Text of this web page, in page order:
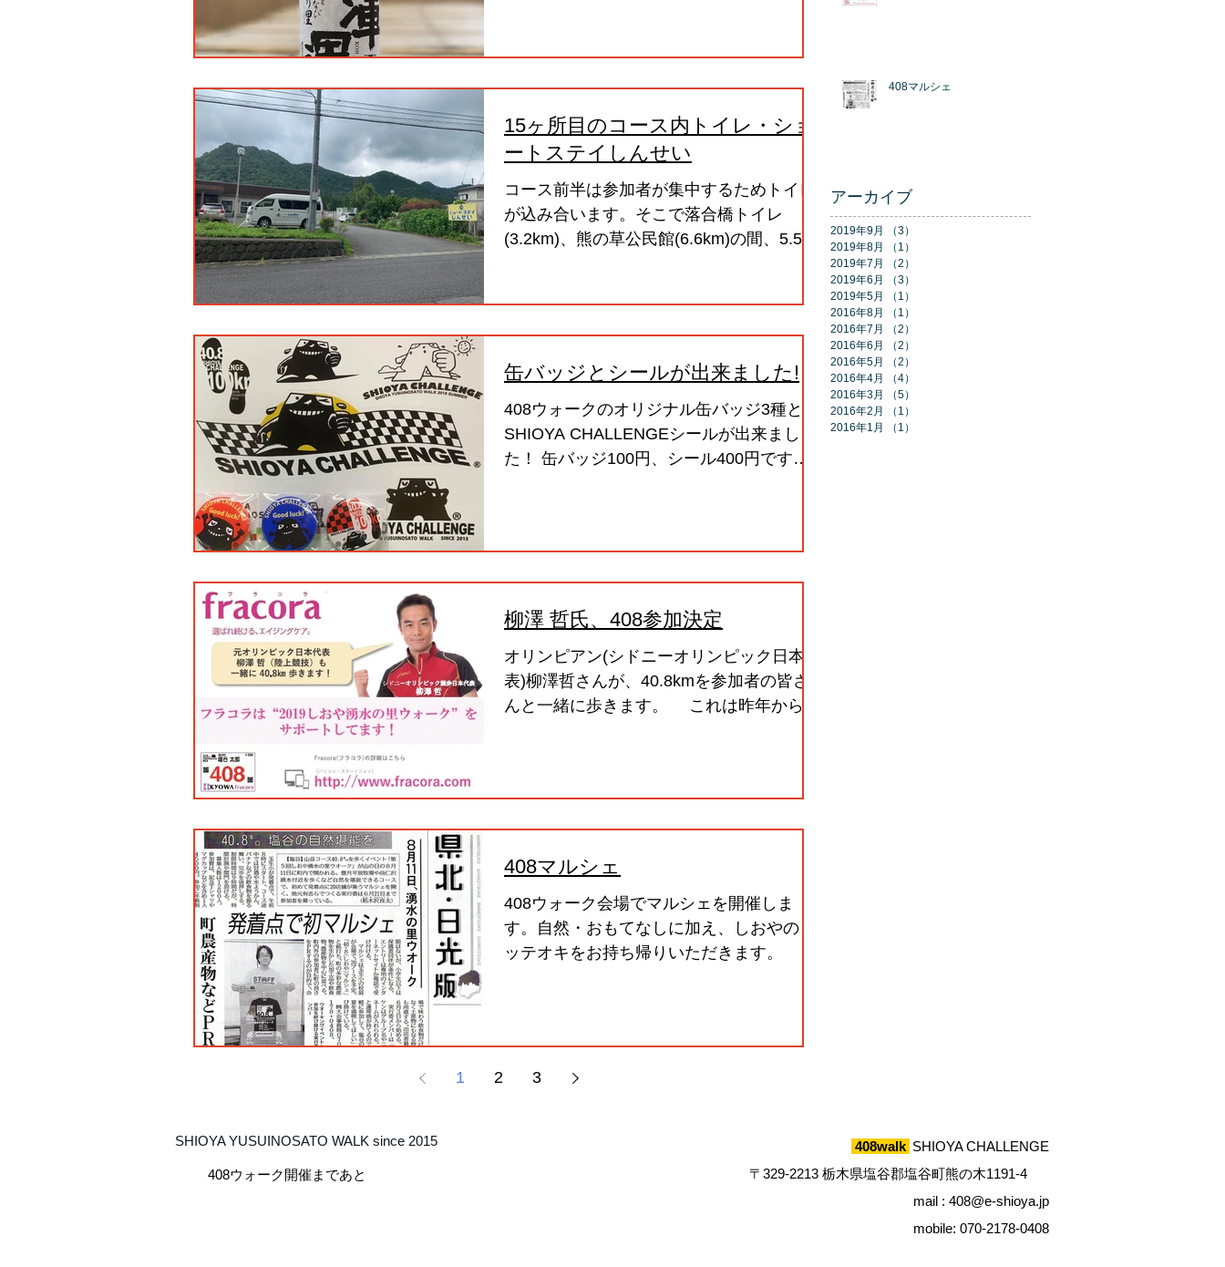
15ヶ所目のコース内トイレ・ショ
ートステイしんせい
コース前半は参加者が集中するためトイレ
が込み合います。そこで落合橋トイレ
(3.2km)、熊の草公民館(6.6km)の間、5.5km
缶バッジとシールが出来ました!
408ウォークのオリジナル缶バッジ3種と
SHIOYA CHALLENGEシールが出来まし
た！ 缶バッジ100円、シール400円です。
柳澤 哲氏、408参加決定
オリンピアン(シドニーオリンピック日本代
表)柳澤哲さんが、40.8kmを参加者の皆さ
んと一緒に歩きます。 これは昨年から始
和、国際統合リハビリテーション協会（...
408マルシェ
408ウォーク会場でマルシェを開催しま
す。自然・おもてなしに加え、しおやのト
ッテオキをお持ち帰りいただきます。
1 2 3
408マルシェ
アーカイブ
2019年9月 （3）
2019年8月
（1）
2019年7月
（2）
2019年6月
（3）
2019年5月
（1）
2016年8月
（1）
2016年7月
（2）
2016年6月
（2）
2016年5月
（2）
2016年4月
（4）
2016年3月
（5）
2016年2月
（1）
2016年1月
（1）
SHIOYA YUSUINOSATO WALK since 2015
408ウォーク開催まであと
408walk SHIOYA CHALLENGE
〒329-2213 栃木県塩谷郡塩谷町熊の木1191-4
mail : 408@e-shioya.jp
mobile: 070-2178-0408